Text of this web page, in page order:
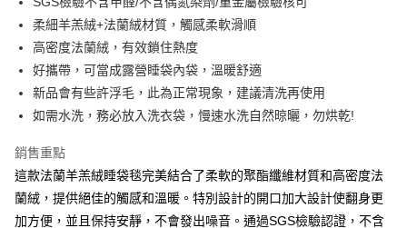
全家取貨付款
每筆NT$60，滿NT$599(含以上)免運費
每筆NT$60
7-11取貨付款
每筆NT$60
柔細羊羔絨+法蘭絨材質，觸感柔軟滑順
高密度法蘭絨，有效鎖住熱度
好攜帶，可當成露營睡袋內袋，溫暖舒適
新品會有些許浮毛，此為正常現象，建議清洗再使用
如需水洗，務必放入洗衣袋，慢速水洗自然晾曬，勿烘乾!
銷售重點
這款法蘭羊羔絨睡袋毯完美結合了柔軟的聚酯纖維材質和高密度法
蘭絨，提供絕佳的觸感和溫暖。特別設計的開口加大設計使翻身更
加方便，並且保持安靜，不會發出噪音。通過SGS檢驗認證，不含